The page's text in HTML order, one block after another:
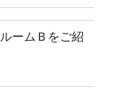
ームＢをご紹